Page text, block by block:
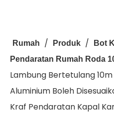
Rumah / Produk / Bot
Pendaratan Rumah Roda
Lambung Bertetulang
Aluminium Boleh
Kraf Pendaratan Kapal